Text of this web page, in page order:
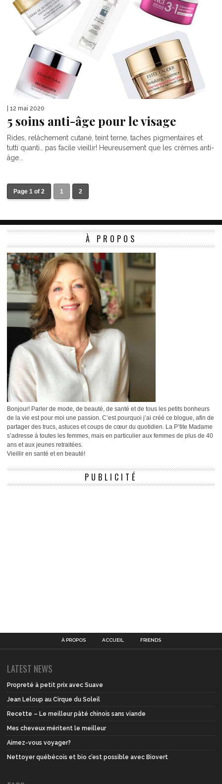
| 12 mai 2020
5 soins anti-âge pour le visage
Rides, relâchement cutané, teint terne, taches pigmentaires et
tutti quanti… pas facile vieillir! Heureusement que les crèmes anti-
âge...
Page 1 of 2 1 2
À PROPOS
Bonjour! Parler de mode, de beauté, de santé et de tous les petits bonheurs
de la vie est pour moi une passion. C’est pourquoi j’ai créé ce blogue, afin de
partager des trucs, astuces et coups de cœur du quotidien. La P’tite Madame
s’adresse à toutes les femmes, mais en particulier aux femmes de plus de 40
ans et aux jeunes retraitées.
Vieillir en santé et en beauté!
PUBLICITÉ
À PROPOS ACCUEIL FRIENDS
LATEST NEWS
Propreté à petit prix avec Suave
Jean Leloup au Cirque du Soleil
Recette – Le meilleur pâté chinois sans viande
Mes cheveux méritent le meilleur
Aimez-vous voyager?
Nettoyer québécois et bio c’est possible avec Biovert